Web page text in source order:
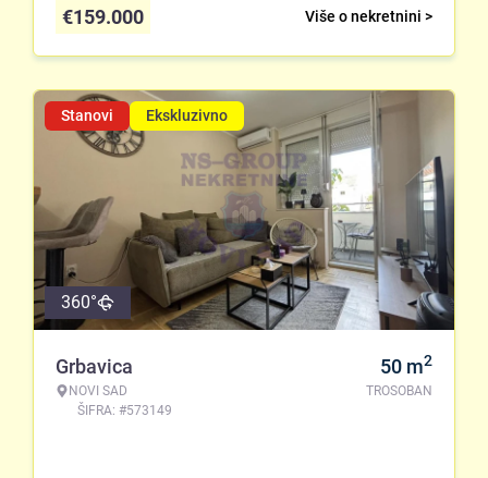
Više o nekretnini >
€159.000
Stanovi Ekskluzivno
360°
Grbavica
NOVI SAD
ŠIFRA: #573149
50 m2
TROSOBAN